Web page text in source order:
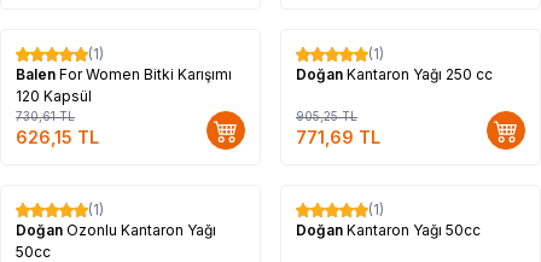
%14
(1)
Balen For Women Bitki Karışımı
120 Kapsül
730,61TL
626,15 TL
%15
(1)
Doğan Kantaron Yağı 250 cc
905,25TL
771,69 TL
%18
(1)
Doğan Ozonlu Kantaron Yağı
50cc
%17
(1)
Doğan Kantaron Yağı 50cc